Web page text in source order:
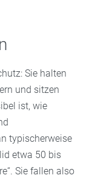
Sie halten
und sitzen
ist, wie
typischerweise
etwa 50 bis
Sie fallen also